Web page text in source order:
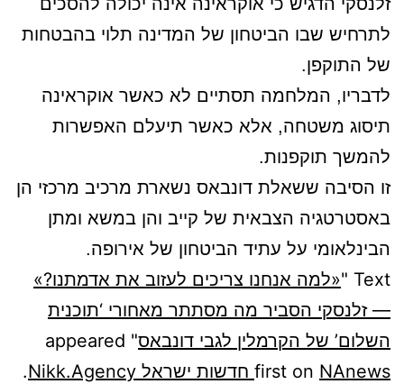
לתרחיש שבו הביטחון של המדינה תלוי בהבטחות
של התוקפן.
לדבריו, המלחמה תסתיים לא כאשר אוקראינה
תיסוג משטחה, אלא כאשר תיעלם האפשרות
להמשך תוקפנות.
זו הסיבה ששאלת דונבאס נשארת מרכיב מרכזי הן
באסטרטגיה הצבאית של קייב והן במשא ומתן
הבינלאומי על עתיד הביטחון של אירופה.
Text "
«למה אנחנו צריכים לעזוב את אדמתנו?»
— זלנסקי הסביר מה מסתתר מאחורי ‘תוכנית
השלום’ של הקרמלין לגבי דונבאס
" appeared
first on NAnews חדשות ישראל Nikk.Agency .